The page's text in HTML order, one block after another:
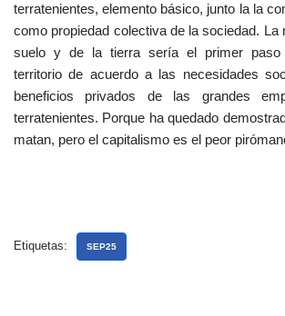
terratenientes, elemento básico, junto la la
como propiedad colectiva de la sociedad. La
suelo y de la tierra sería el primer paso
territorio de acuerdo a las necesidades
beneficios privados de las grandes
terratenientes. Porque ha quedado
matan, pero el capitalismo es el peor
Etiquetas: SEP25